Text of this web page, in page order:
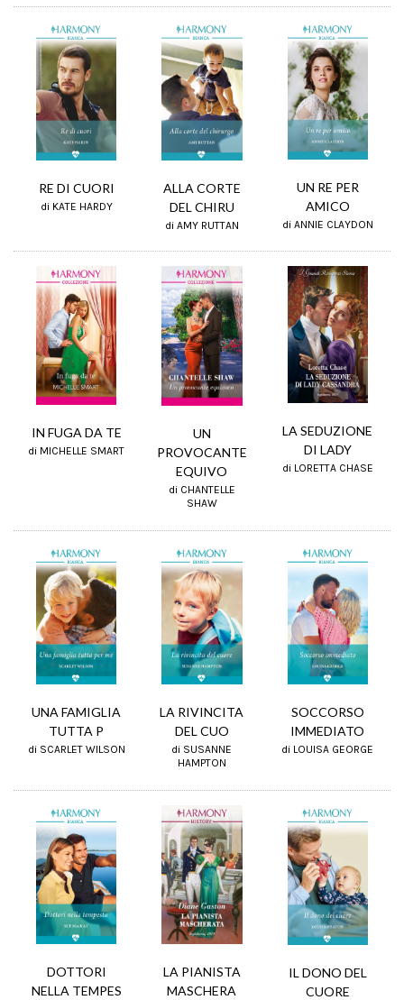
RE DI CUORI
di KATE HARDY
ALLA CORTE
DEL CHIRU
di AMY RUTTAN
UN RE PER
AMICO
di ANNIE CLAYDON
IN FUGA DA TE
di MICHELLE SMART
UN
PROVOCANTE
EQUIVO
di CHANTELLE
SHAW
LA SEDUZIONE
DI LADY
di LORETTA CHASE
UNA FAMIGLIA
TUTTA P
di SCARLET WILSON
LA RIVINCITA
DEL CUO
di SUSANNE
HAMPTON
SOCCORSO
IMMEDIATO
di LOUISA GEORGE
DOTTORI
NELLA TEMPES
LA PIANISTA
MASCHERA
IL DONO DEL
CUORE